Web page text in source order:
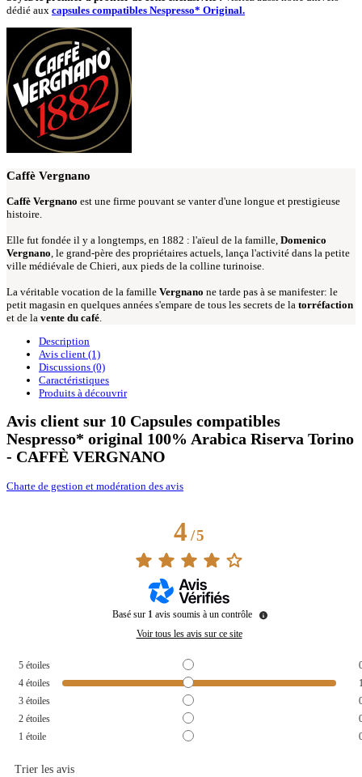
dédié aux capsules compatibles Nespresso* Original.
Caffè Vergnano
Caffè Vergnano est une firme pouvant se vanter d'une longue et prestigieuse
histoire.
Elle fut fondée il y a longtemps, en 1882 : l'aïeul de la famille, Domenico
Vergnano, le grand-père des propriétaires actuels, lança l'activité dans la petite
ville médiévale de Chieri, aux pieds de la colline turinoise.
La véritable vocation de la famille Vergnano ne tarde pas à se manifester: le
petit magasin en quelques années s'empare de tous les secrets de la torréfaction
et de la vente du café.
Description
Avis client (1)
Discussions (0)
Caractéristiques
Produits à découvrir
Avis client sur 10 Capsules compatibles
Nespresso* original 100% Arabica Riserva Torino
- CAFFÈ VERGNANO
Charte de gestion et modération des avis
4/5
Basé sur 1 avis soumis à un contrôle
Voir tous les avis sur ce site
5 étoiles
4 étoiles
3 étoiles
2 étoiles
1 étoile
Trier les avis